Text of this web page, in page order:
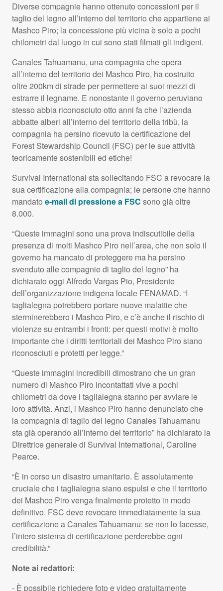
Diverse compagnie hanno ottenuto concessioni per il
taglio del legno all’interno del territorio che appartiene ai
Mashco Piro; la concessione più vicina è solo a pochi
chilometri dal luogo in cui sono stati filmati gli indigeni.
Canales Tahuamanu, una compagnia che opera
all’interno del territorio dei Mashco Piro, ha costruito
oltre 200km di strade per permettere ai suoi mezzi di
estrarre il legname. E nonostante il governo peruviano
stesso abbia riconosciuto otto anni fa che l’azienda
abbatte alberi all’interno del territorio della tribù, la
compagnia ha persino ricevuto la certificazione del
Forest Stewardship Council (FSC) per le sue attività
teoricamente sostenibili ed etiche!
Survival International sta sollecitando FSC a revocare la
sua certificazione alla compagnia; le persone che hanno
mandato e-mail di pressione a FSC sono già oltre
8.000.
“Queste immagini sono una prova indiscutibile della
presenza di molti Mashco Piro nell’area, che non solo il
governo ha mancato di proteggere ma ha persino
svenduto alle compagnie di taglio del legno” ha
dichiarato oggi Alfredo Vargas Pio, Presidente
dell’organizzazione indigena locale FENAMAD. “I
taglialegna potrebbero portare nuove malattie che
sterminerebbero i Mashco Piro, e c’è anche il rischio di
violenze su entrambi i fronti: per questi motivi è molto
importante che i diritti territoriali dei Mashco Piro siano
riconosciuti e protetti per legge.”
“Queste immagini incredibili dimostrano che un gran
numero di Mashco Piro incontattati vive a pochi
chilometri da dove i taglialegna stanno per avviare le
loro attività. Anzi, i Mashco Piro hanno denunciato che
la compagnia di taglio del legno Canales Tahuamanu
sta già operando all’interno del territorio” ha dichiarato la
Direttrice generale di Survival International, Caroline
Pearce.
“È in corso un disastro umanitario. È assolutamente
cruciale che i taglialegna siano espulsi e che il territorio
dei Mashco Piro venga finalmente protetto in modo
definitivo. FSC deve revocare immediatamente la sua
certificazione a Canales Tahuamanu: se non lo facesse,
l’intero sistema di certificazione perderebbe ogni
credibilità.”
Note ai redattori:
- È possibile richiedere foto e video gratuitamente